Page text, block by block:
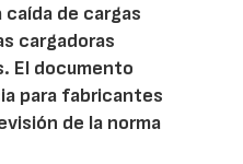
de cargas
cargadoras
El documento
para fabricantes
de la norma